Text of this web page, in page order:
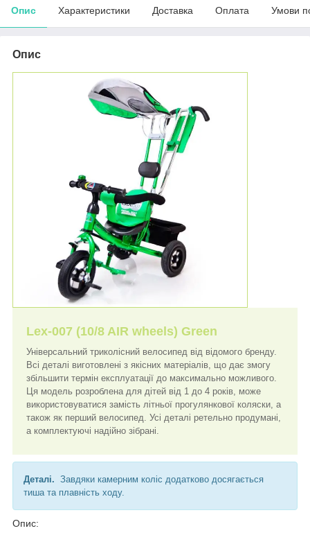
Опис Характеристики Доставка Оплата Умови
Опис
Lex-007 (10/8 AIR wheels) Green
Універсальний триколісний велосипед від відомого бренду.
Всі деталі виготовлені з якісних матеріалів, що дає змогу
збільшити термін експлуатації до максимально можливого.
Ця модель розроблена для дітей від 1 до 4 років, може
використовуватися замість літньої прогулянкової коляски, а
також як перший велосипед. Усі деталі ретельно продумані,
а комплектуючі надійно зібрані.
Деталі. Завдяки камерним коліс додатково досягається
тиша та плавність ходу.
Опис: